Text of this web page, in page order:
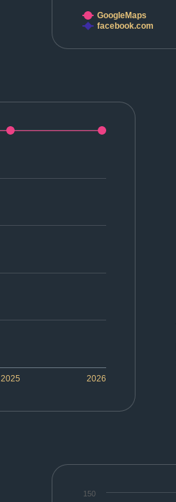
GoogleMaps
facebook.com
2025 2026
150